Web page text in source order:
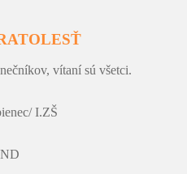
vítaní sú všetci.
I.ZŠ